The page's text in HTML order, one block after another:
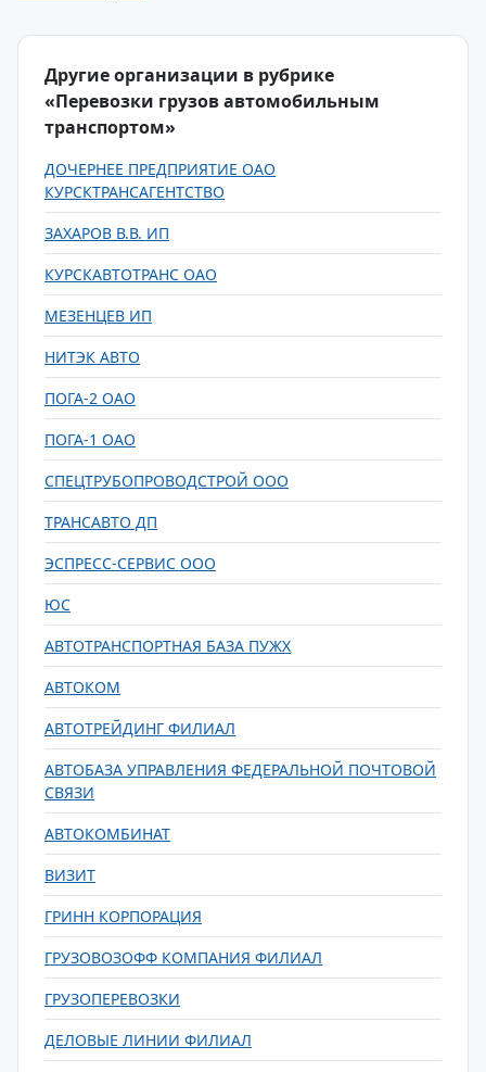
Другие организации в рубрике
«Перевозки грузов автомобильным
транспортом»
ДОЧЕРНЕЕ ПРЕДПРИЯТИЕ ОАО
КУРСКТРАНСАГЕНТСТВО
ЗАХАРОВ В.В. ИП
КУРСКАВТОТРАНС ОАО
МЕЗЕНЦЕВ ИП
НИТЭК АВТО
ПОГА-2 ОАО
ПОГА-1 ОАО
СПЕЦТРУБОПРОВОДСТРОЙ ООО
ТРАНСАВТО ДП
ЭСПРЕСС-СЕРВИС ООО
ЮС
АВТОТРАНСПОРТНАЯ БАЗА ПУЖХ
АВТОКОМ
АВТОТРЕЙДИНГ ФИЛИАЛ
АВТОБАЗА УПРАВЛЕНИЯ ФЕДЕРАЛЬНОЙ ПОЧТОВОЙ
СВЯЗИ
АВТОКОМБИНАТ
ВИЗИТ
ГРИНН КОРПОРАЦИЯ
ГРУЗОВОЗОФФ КОМПАНИЯ ФИЛИАЛ
ГРУЗОПЕРЕВОЗКИ
ДЕЛОВЫЕ ЛИНИИ ФИЛИАЛ